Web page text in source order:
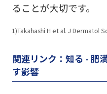
ることが大切です。
1)Takahashi H et al. J Dermatol
関連リンク：知る - 肥
す影響